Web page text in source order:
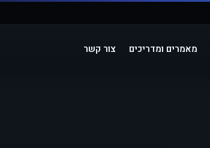
מאמרים ומדריכים צור קשר